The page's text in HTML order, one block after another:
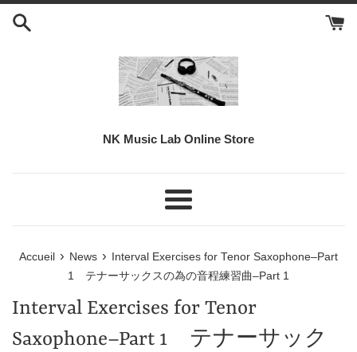
Passer
NK Music Lab Online Store
Menu
Accueil › News › Interval Exercises for Tenor Saxophone–Part
1 テナーサックスの為の音程練習曲–Part 1
Interval Exercises for Tenor
Saxophone–Part 1 テナーサック